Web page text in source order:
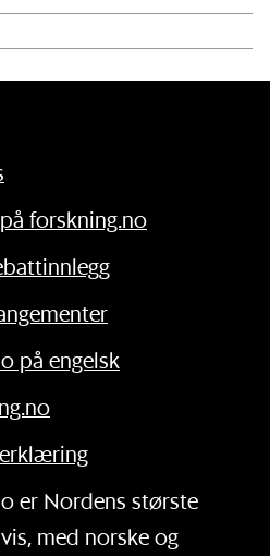
forskning.no
på engelsk
er Nordens største
med norske og